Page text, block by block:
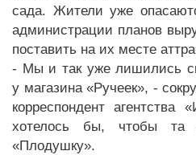
сада. Жители уже
администрации планов
поставить на их месте
- Мы и так уже лишились
у магазина «Ручеек», -
корреспондент агентства
хотелось бы, чтобы
«Плодушку».